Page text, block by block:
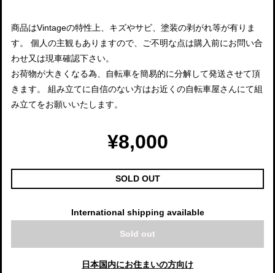
商品はVintageの特性上、キズやサビ、塗装の剥がれ等が有りま
す。 個人の主観もありますので、ご不明な点は購入前にお問い合
わせ又は現車確認下さい。
お荷物が大きくなる為、自転車を簡易的に分解して発送させて頂
きます。 組み立てに自信のない方はお近くの自転車屋さんにて組
み立てをお願いいたします。
¥8,000
SOLD OUT
International shipping available
Sold out
日本国内にお住まいの方向け